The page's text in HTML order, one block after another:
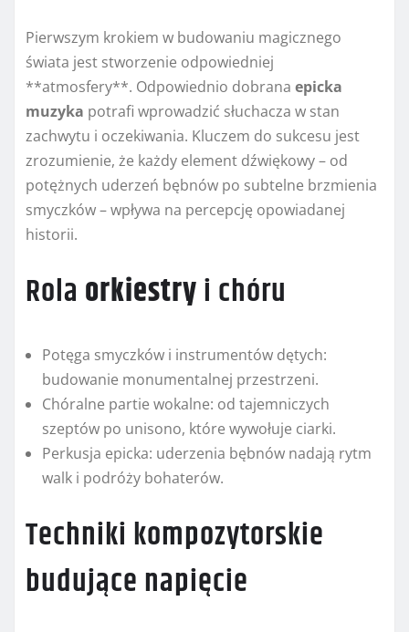
Pierwszym krokiem w budowaniu magicznego
świata jest stworzenie odpowiedniej
**atmosfery**. Odpowiednio dobrana epicka
muzyka potrafi wprowadzić słuchacza w stan
zachwytu i oczekiwania. Kluczem do sukcesu jest
zrozumienie, że każdy element dźwiękowy – od
potężnych uderzeń bębnów po subtelne brzmienia
smyczków – wpływa na percepcję opowiadanej
historii.
Rola orkiestryi chóru
Potęga smyczków i instrumentów dętych:
budowanie monumentalnej przestrzeni.
Chóralne partie wokalne: od tajemniczych
szeptów po unisono, które wywołuje ciarki.
Perkusja epicka: uderzenia bębnów nadają rytm
walk i podróży bohaterów.
Techniki kompozytorskie
budujące napięcie